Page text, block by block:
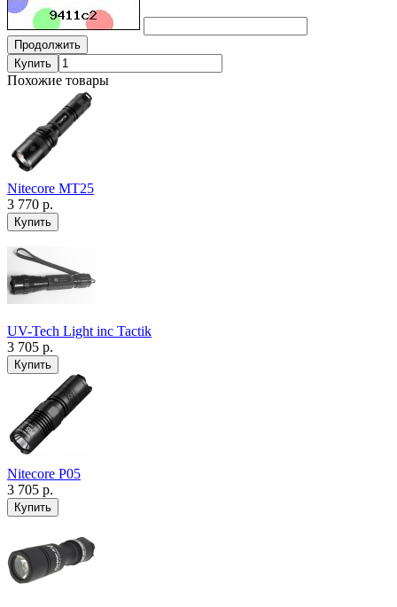
Продолжить
Купить
Похожие товары
Nitecore MT25
3 770 р.
UV-Tech Light inc Tactik
3 705 р.
Nitecore P05
3 705 р.